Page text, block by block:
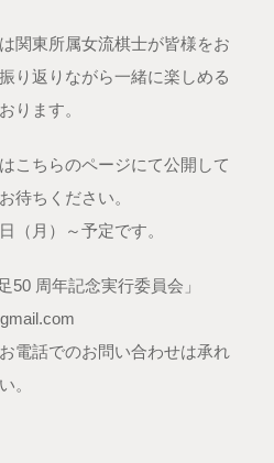
関東所属女流棋士が皆様をお
り返りながら一緒に楽しめる
ります。
こちらのページにて公開して
待ちください。
（月）～予定です。
50 周年記念実行委員会」
電話でのお問い合わせは承れ
。